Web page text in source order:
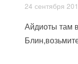
24 сентября
Айдиоты там